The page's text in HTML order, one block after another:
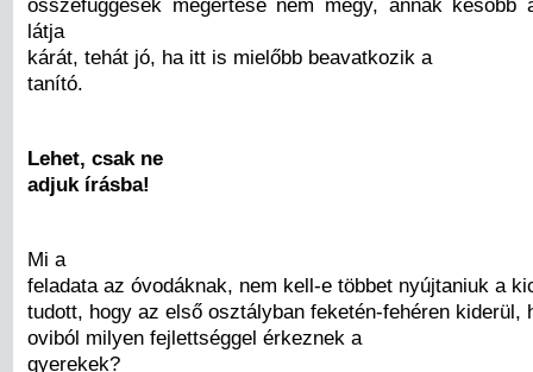
látja
kárát, tehát jó, ha itt is mielőbb beavatkozik a
tanító.
Lehet, csak ne
adjuk írásba!
Mi a
feladata az óvodáknak, nem kell-e többet nyújtaniuk a
tudott, hogy az első osztályban feketén-fehéren kiderül,
oviból milyen fejlettséggel érkeznek a
gyerekek?